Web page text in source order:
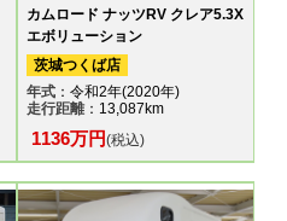
カムロード ナッツRV クレア5.3X
エボリューション
茨城つくば店
年式：令和2年(2020年)
走行距離：13,087km
1136万円(税込)